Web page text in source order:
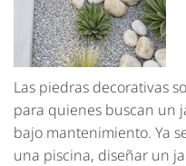
Las piedras decorativas
para quienes buscan un
bajo mantenimiento. Ya
una piscina, diseñar un